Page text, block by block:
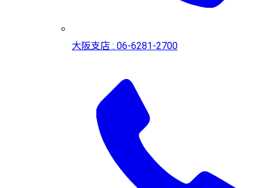
大阪支店 : 06-6281-2700